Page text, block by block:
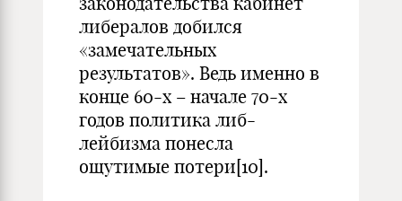
либералов добился
«замечательных
результатов». Ведь именно в
конце 60-х – начале 70-х
годов политика либ-
лейбизма понесла
ощутимые потери[10].